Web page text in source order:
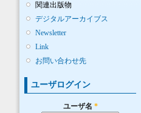
関連出版物
デジタルアーカイブス
Newsletter
Link
お問い合わせ先
ユーザログイン
ユーザ名 *